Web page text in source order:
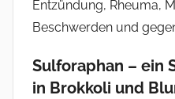
Entzündung, Rheuma,
Beschwerden und
Sulforaphan – ein
in Brokkoli und